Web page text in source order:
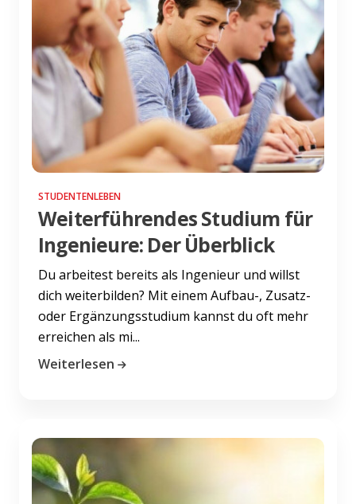
STUDENTENLEBEN
Weiterführendes Studium für
Ingenieure: Der Überblick
Du arbeitest bereits als Ingenieur und willst
dich weiterbilden? Mit einem Aufbau-, Zusatz-
oder Ergänzungsstudium kannst du oft mehr
erreichen als mi...
Weiterlesen